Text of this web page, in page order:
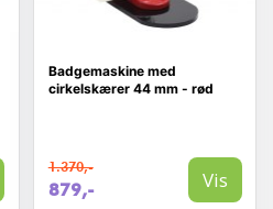
Badgemaskine med
cirkelskærer 44 mm - rød
1.370,-
879,- Vis